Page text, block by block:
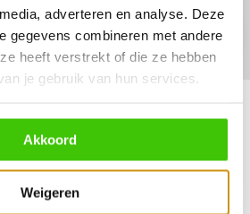
adverteren en analyse. Deze
gegevens combineren met andere
heeft verstrekt of die ze hebben
je gebruik van hun services.
Akkoord
Weigeren
Abonneer